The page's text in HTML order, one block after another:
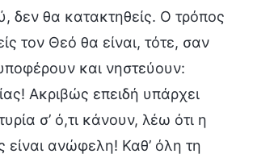
δεν θα κατακτηθείς. Ο τρόπος
τον Θεό θα είναι, τότε, σαν
και νηστεύουν:
Ακριβώς επειδή υπάρχει
σ’ ό,τι κάνουν, λέω ότι η
είναι ανώφελη! Καθ’ όλη τη